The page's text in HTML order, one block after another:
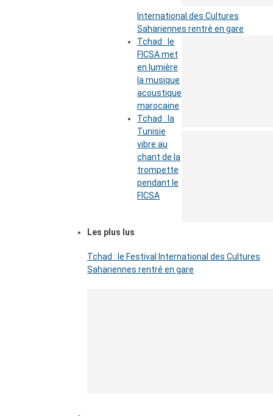
International des Cultures
Sahariennes rentré en gare
Tchad : le
FICSA met
en lumière
la musique
acoustique
marocaine
Tchad : la
Tunisie
vibre au
chant de la
trompette
pendant le
FICSA
Les plus lus
Tchad : le Festival International des Cultures
Sahariennes rentré en gare